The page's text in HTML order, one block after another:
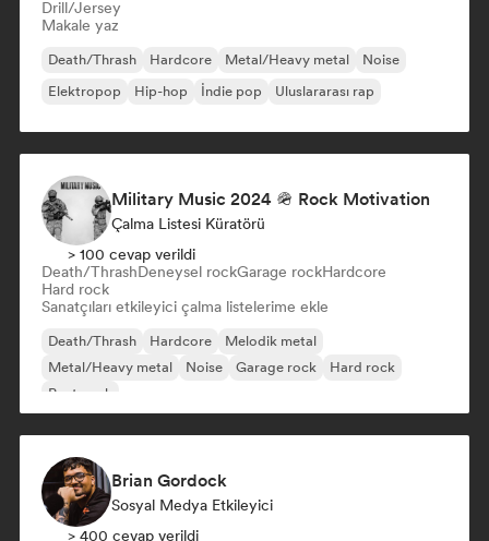
Drill/Jersey
Makale yaz
Death/Thrash Hardcore Metal/Heavy metal
Noise
Elektropop
Hip-hop İndie pop Uluslararası rap
Military Music 2024 🪖 Rock Motivation
Çalma Listesi Küratörü
> 100 cevap verildi
Death/ThrashDeneysel rockGarage rockHardcore
Hard rock
Sanatçıları etkileyici çalma listelerime ekle
Death/Thrash Hardcore
Melodik metal
Metal/Heavy metal
Noise Garage rock
Hard rock
Post punk
Brian Gordock
Sosyal Medya Etkileyici
> 400 cevap verildi